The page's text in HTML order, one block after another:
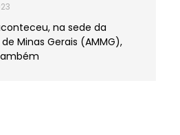
na sede da
Minas Gerais (AMMG),